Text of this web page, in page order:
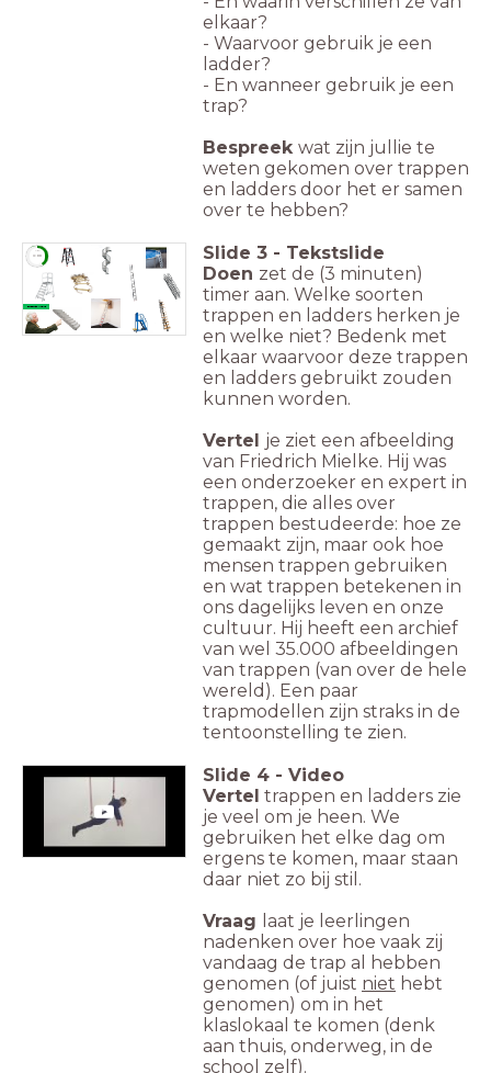
elkaar?
- Waarvoor gebruik je een
ladder?
- En wanneer gebruik je een
trap?
Bespreek wat zijn jullie te
weten gekomen over trappen
en ladders door het er samen
over te hebben?
Slide 3 - Tekstslide
Doen zet de (3 minuten)
timer aan. Welke soorten
trappen en ladders herken je
en welke niet? Bedenk met
elkaar waarvoor deze trappen
en ladders gebruikt zouden
kunnen worden.
Vertel je ziet een afbeelding
van Friedrich Mielke. Hij was
een onderzoeker en expert in
trappen, die alles over
trappen bestudeerde: hoe ze
gemaakt zijn, maar ook hoe
mensen trappen gebruiken
en wat trappen betekenen in
ons dagelijks leven en onze
cultuur. Hij heeft een archief
van wel 35.000 afbeeldingen
van trappen (van over de hele
wereld). Een paar
trapmodellen zijn straks in de
tentoonstelling te zien.
Slide 4 - Video
Vertel trappen en ladders zie
je veel om je heen. We
gebruiken het elke dag om
ergens te komen, maar staan
daar niet zo bij stil.
Vraag laat je leerlingen
nadenken over hoe vaak zij
vandaag de trap al hebben
genomen (of juist niet hebt
genomen) om in het
klaslokaal te komen (denk
aan thuis, onderweg, in de
school zelf).